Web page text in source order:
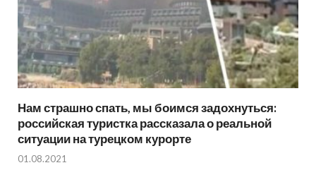
Нам страшно спать, мы боимся задохнуться:
российская туристка рассказала о реальной
ситуации на турецком курорте
01.08.2021